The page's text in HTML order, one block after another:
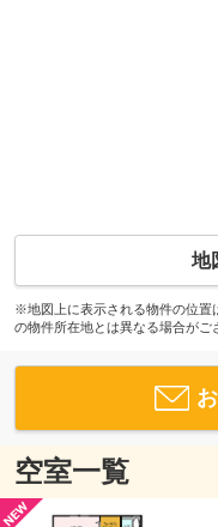
地
※地図上に表示される物件の位置
の物件所在地とは異なる場合がご
空室一覧